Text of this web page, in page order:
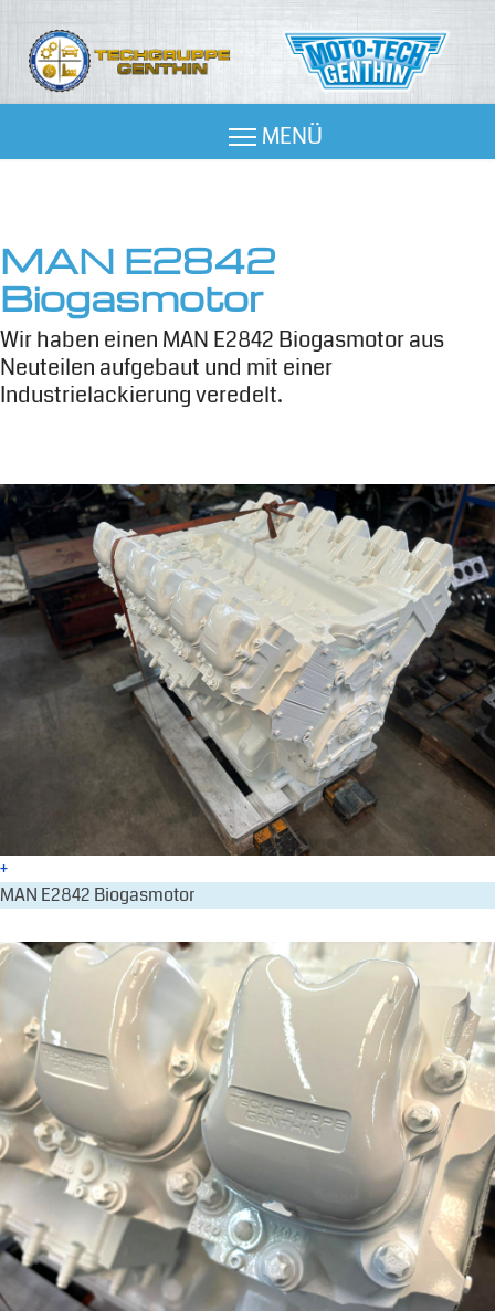
MAN E2842
Biogasmotor
Wir haben einen MAN E2842 Biogasmotor aus
Neuteilen aufgebaut und mit einer
Industrielackierung veredelt.
+
MAN E2842 Biogasmotor